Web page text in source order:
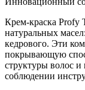
Крем-краска Profy
натуральных
кедрового. Эти
покрывающую
структуры волос и
соблюдении